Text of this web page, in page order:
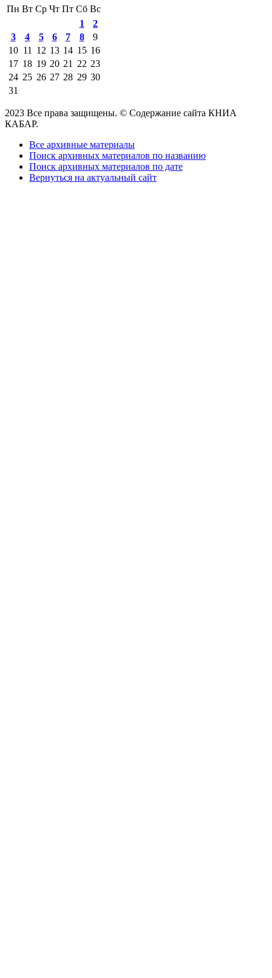
Пн Вт Ср Чт Пт Сб Вс
1
2
3
4 5 6 7 8
9
10 11 12 13 14 15 16
17 18 19 20 21 22 23
24 25 26 27 28 29 30
31
2023 Все права защищены. © Содержание сайта КНИА
КАБАР.
Все архивные материалы
Поиск архивных материалов по названию
Поиск архивных материалов по дате
Вернуться на актуальный сайт